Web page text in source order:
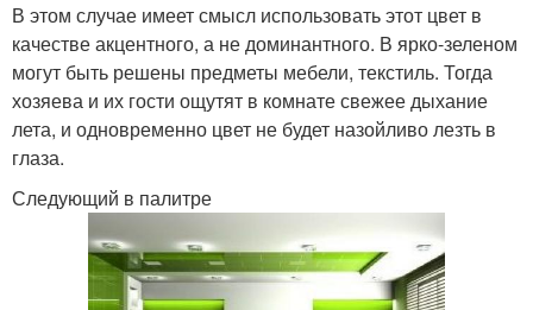
В этом случае имеет смысл использовать этот цвет в
качестве акцентного, а не доминантного. В ярко-зеленом
могут быть решены предметы мебели, текстиль. Тогда
хозяева и их гости ощутят в комнате свежее дыхание
лета, и одновременно цвет не будет назойливо лезть в
глаза.
Следующий в палитре